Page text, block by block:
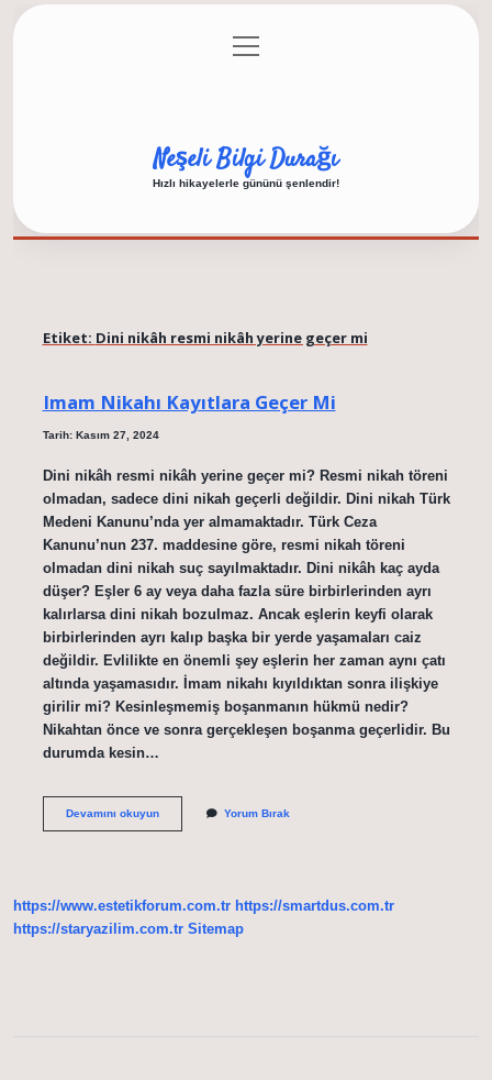
Gizlilik Politikası
menüyü
aç
Neşeli Bilgi Durağı
Hızlı hikayelerle gününü şenlendir!
Etiket: Dini nikâh resmi nikâh yerine geçer mi
Imam Nikahı Kayıtlara Geçer Mi
Tarih: Kasım 27, 2024
Dini nikâh resmi nikâh yerine geçer mi? Resmi nikah töreni
olmadan, sadece dini nikah geçerli değildir. Dini nikah Türk
Medeni Kanunu’nda yer almamaktadır. Türk Ceza
Kanunu’nun 237. maddesine göre, resmi nikah töreni
olmadan dini nikah suç sayılmaktadır. Dini nikâh kaç ayda
düşer? Eşler 6 ay veya daha fazla süre birbirlerinden ayrı
kalırlarsa dini nikah bozulmaz. Ancak eşlerin keyfi olarak
birbirlerinden ayrı kalıp başka bir yerde yaşamaları caiz
değildir. Evlilikte en önemli şey eşlerin her zaman aynı çatı
altında yaşamasıdır. İmam nikahı kıyıldıktan sonra ilişkiye
girilir mi? Kesinleşmemiş boşanmanın hükmü nedir?
Nikahtan önce ve sonra gerçekleşen boşanma geçerlidir. Bu
durumda kesin…
Devamını okuyunImam
Yorum Bırak
https://www.estetikforum.com.tr https://smartdus.com.tr
https://staryazilim.com.tr Sitemap